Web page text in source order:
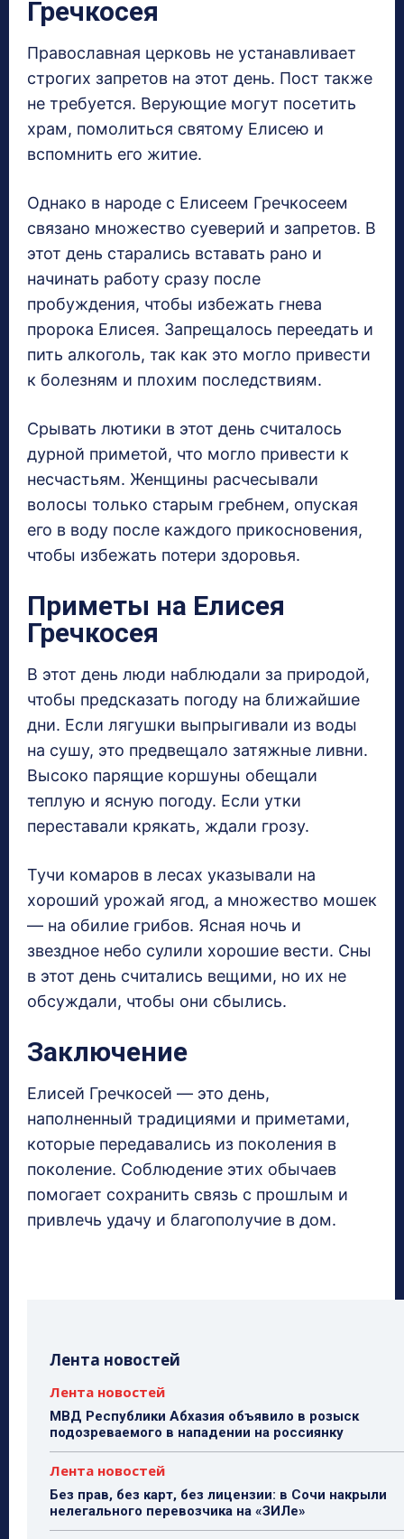
Гречкосея
Православная церковь не устанавливает
строгих запретов на этот день. Пост также
не требуется. Верующие могут посетить
храм, помолиться святому Елисею и
вспомнить его житие.
Однако в народе с Елисеем Гречкосеем
связано множество суеверий и запретов. В
этот день старались вставать рано и
начинать работу сразу после
пробуждения, чтобы избежать гнева
пророка Елисея. Запрещалось переедать и
пить алкоголь, так как это могло привести
к болезням и плохим последствиям.
Срывать лютики в этот день считалось
дурной приметой, что могло привести к
несчастьям. Женщины расчесывали
волосы только старым гребнем, опуская
его в воду после каждого прикосновения,
чтобы избежать потери здоровья.
Приметы на Елисея
Гречкосея
В этот день люди наблюдали за природой,
чтобы предсказать погоду на ближайшие
дни. Если лягушки выпрыгивали из воды
на сушу, это предвещало затяжные ливни.
Высоко парящие коршуны обещали
теплую и ясную погоду. Если утки
переставали крякать, ждали грозу.
Тучи комаров в лесах указывали на
хороший урожай ягод, а множество мошек
— на обилие грибов. Ясная ночь и
звездное небо сулили хорошие вести. Сны
в этот день считались вещими, но их не
обсуждали, чтобы они сбылись.
Заключение
Елисей Гречкосей — это день,
наполненный традициями и приметами,
которые передавались из поколения в
поколение. Соблюдение этих обычаев
помогает сохранить связь с прошлым и
привлечь удачу и благополучие в дом.
Лента новостей
Лента новостей
МВД Республики Абхазия объявило в розыск
подозреваемого в нападении на россиянку
Лента новостей
Без прав, без карт, без лицензии: в Сочи накрыли
нелегального перевозчика на «ЗИЛе»